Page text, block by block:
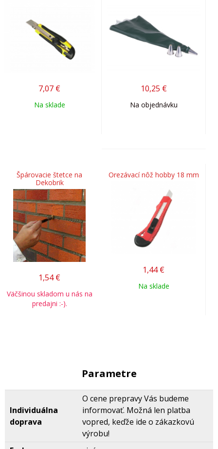
7,07 €
Na sklade
10,25 €
Na objednávku
Špárovacie štetce na
Dekobrik
1,54 €
Väčšinou skladom u nás na
predajni :-).
Orezávací nôž hobby 18 mm
1,44 €
Na sklade
Parametre
Individuálna
doprava
O cene prepravy Vás budeme
informovať. Možná len platba
vopred, keďže ide o zákazkovú
výrobu!